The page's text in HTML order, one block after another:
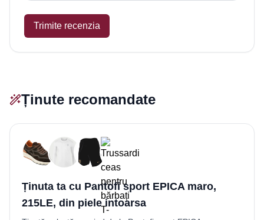
Trimite recenzia
Ținute recomandate
Ținuta ta cu Pantofi sport EPICA maro,
215LE, din piele intoarsa